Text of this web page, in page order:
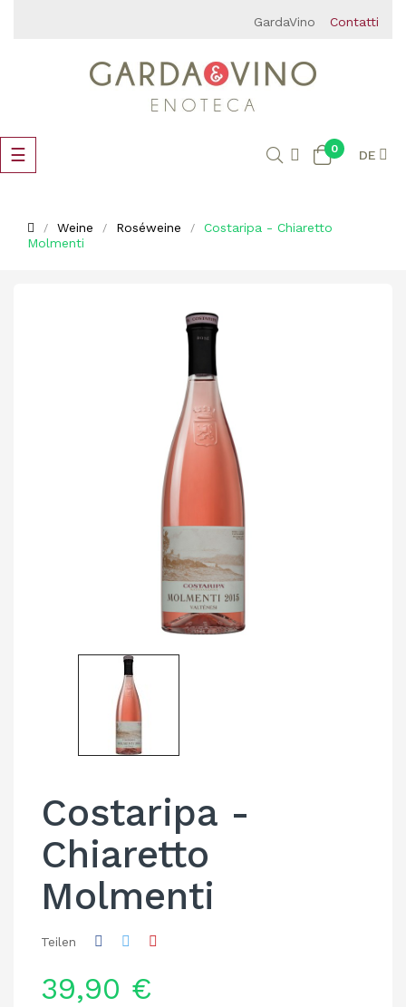
GardaVino Contatti
Umschalten
der
☰ 0 DE
Weine Roséweine
Costaripa - Chiaretto
Molmenti
Costaripa -
Chiaretto
Molmenti
Teilen
39,90 €